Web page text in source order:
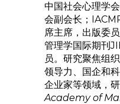
中国社会心理学
会副会长；
席主席，出版委
管理学国际期刊
员。研究聚焦组
领导力、国企和
企业家等领域，
Academy of